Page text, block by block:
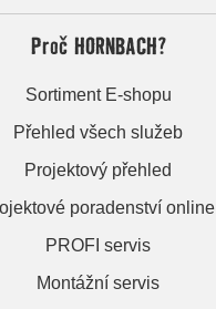
Proč HORNBACH?
Sortiment E-shopu
Přehled všech služeb
Projektový přehled
poradenství online
PROFI servis
Montážní servis